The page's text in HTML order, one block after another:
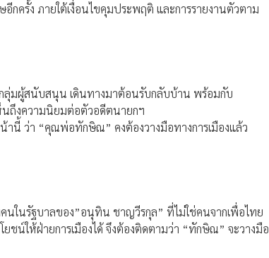
ครั้ง ภายใต้เงื่อนไขคุมประพฤติ และการรายงานตัวตาม
ลุ่มผู้สนับสนุน เดินทางมาต้อนรับกลับบ้าน พร้อมกับ
นถึงความนิยมต่อตัวอดีตนายกฯ
นี้ ว่า “คุณพ่อทักษิณ” คงต้องวางมือทางการเมืองแล้ว
ในรัฐบาลของ”อนุทิน ชาญวีรกุล” ที่ไม่ใช่คนจากเพื่อไทย
น์ให้ฝ่ายการเมืองได้ จึงต้องติดตามว่า “ทักษิณ” จะวางมือ